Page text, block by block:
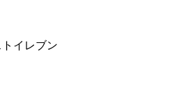
イレブン